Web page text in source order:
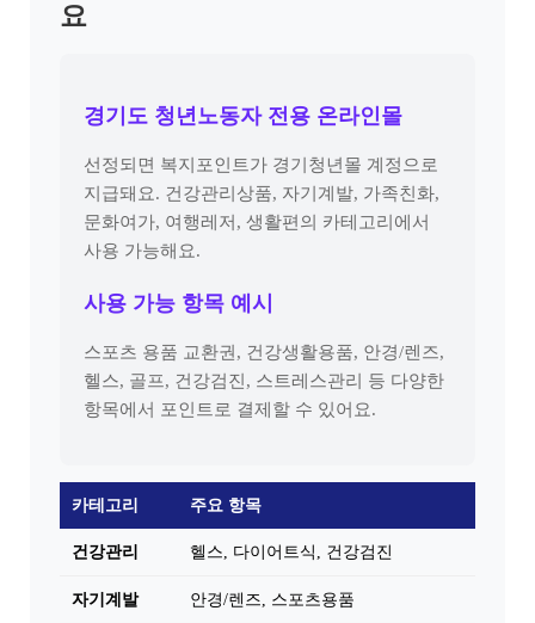
요
경기도 청년노동자 전용 온라인몰
선정되면 복지포인트가 경기청년몰 계정으로
지급돼요. 건강관리상품, 자기계발, 가족친화,
문화여가, 여행레저, 생활편의 카테고리에서
사용 가능해요.
사용 가능 항목 예시
스포츠 용품 교환권, 건강생활용품, 안경/렌즈,
헬스, 골프, 건강검진, 스트레스관리 등 다양한
항목에서 포인트로 결제할 수 있어요.
카테고리 주요 항목
건강관리 헬스, 다이어트식, 건강검진
자기계발 안경/렌즈, 스포츠용품